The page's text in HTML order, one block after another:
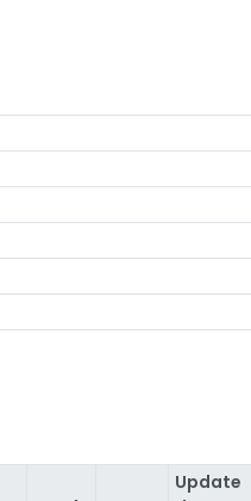
Update